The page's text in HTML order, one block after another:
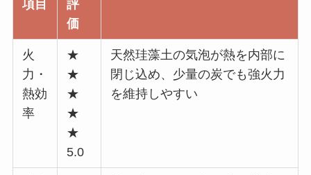
項目
評
価
火
力・
熱効
率
★
★
★
★
★
5.0
天然珪藻土の気泡が熱を内部に
閉じ込め、少量の炭でも強火力
を維持しやすい